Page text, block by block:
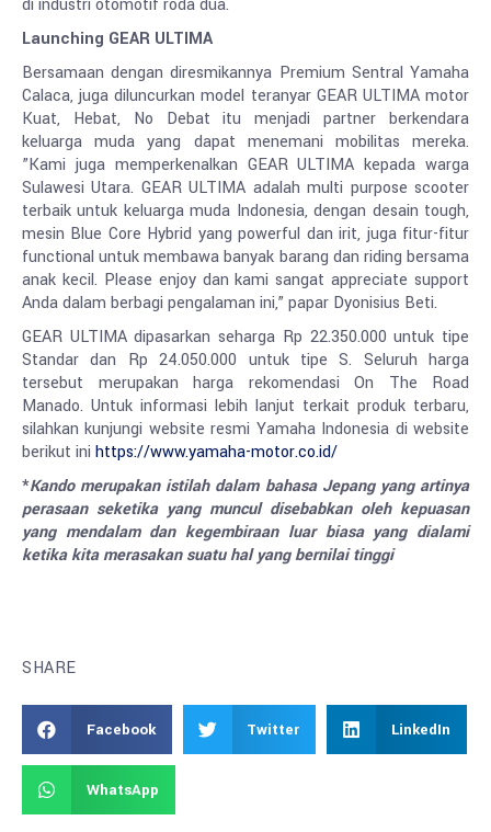
di industri otomotif roda dua.
Launching GEAR ULTIMA
Bersamaan dengan diresmikannya Premium Sentral Yamaha
Calaca, juga diluncurkan model teranyar GEAR ULTIMA motor
Kuat, Hebat, No Debat itu menjadi partner berkendara
keluarga muda yang dapat menemani mobilitas mereka.
”Kami juga memperkenalkan GEAR ULTIMA kepada warga
Sulawesi Utara. GEAR ULTIMA adalah multi purpose scooter
terbaik untuk keluarga muda Indonesia, dengan desain tough,
mesin Blue Core Hybrid yang powerful dan irit, juga fitur-fitur
functional untuk membawa banyak barang dan riding bersama
anak kecil. Please enjoy dan kami sangat appreciate support
Anda dalam berbagi pengalaman ini,” papar Dyonisius Beti.
GEAR ULTIMA dipasarkan seharga Rp 22.350.000 untuk tipe
Standar dan Rp 24.050.000 untuk tipe S. Seluruh harga
tersebut merupakan harga rekomendasi On The Road
Manado. Untuk informasi lebih lanjut terkait produk terbaru,
silahkan kunjungi website resmi Yamaha Indonesia di website
berikut ini https://www.yamaha-motor.co.id/
*Kando merupakan istilah dalam bahasa Jepang yang artinya
perasaan seketika yang muncul disebabkan oleh kepuasan
yang mendalam dan kegembiraan luar biasa yang dialami
ketika kita merasakan suatu hal yang bernilai tinggi
SHARE
Facebook Twitter LinkedIn
WhatsApp